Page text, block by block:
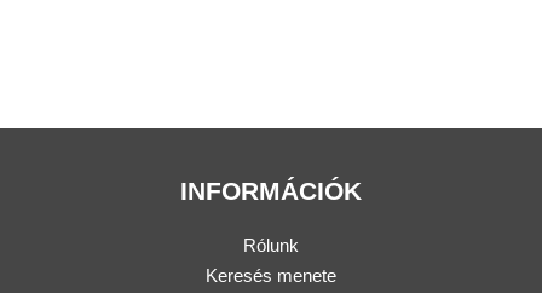
INFORMÁCIÓK
Rólunk
Keresés menete